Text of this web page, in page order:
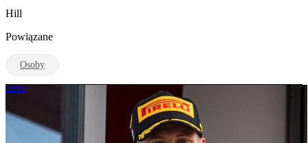
Hill
Powiązane
Osoby
MOTO
Mick Schumacher w Formule 1.
Sprawdzian genów